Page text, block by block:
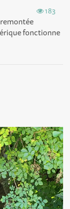
183
fonctionne